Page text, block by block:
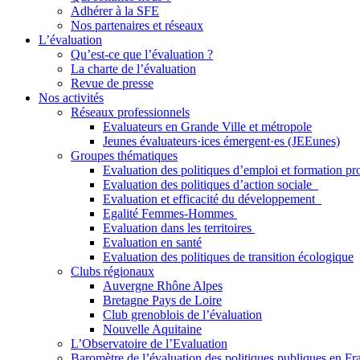
Adhérer à la SFE
Nos partenaires et réseaux
L’évaluation
Qu’est-ce que l’évaluation ?
La charte de l’évaluation
Revue de presse
Nos activités
Réseaux professionnels
Evaluateurs en Grande Ville et métropole
Jeunes évaluateurs·ices émergent·es (JEEunes)
Groupes thématiques
Evaluation des politiques d’emploi et formation
Evaluation des politiques d’action sociale
Evaluation et efficacité du développement
Egalité Femmes-Hommes
Evaluation dans les territoires
Evaluation en santé
Evaluation des politiques de transition écologique
Clubs régionaux
Auvergne Rhône Alpes
Bretagne Pays de Loire
Club grenoblois de l’évaluation
Nouvelle Aquitaine
L’Observatoire de l’Evaluation